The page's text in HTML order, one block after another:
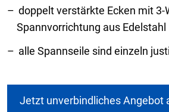
doppelt verstärkte Ecken mit 3-
Spannvorrichtung aus Edelstahl
alle Spannseile sind einzeln
Jetzt unverbindliches Angebot